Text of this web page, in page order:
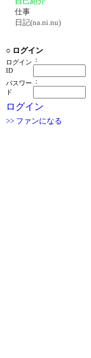
仕事
日記(na.ni.nu)
○ ログイン
ログイン
ID
：
パスワー
ド
：
ログイン
>> ファンになる